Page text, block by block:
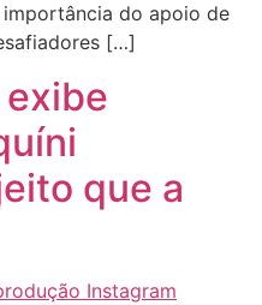
do apoio de
[…]
que a